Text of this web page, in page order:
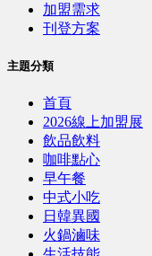
加盟需求
刊登方案
主題分類
首頁
2026線上加盟展
飲品飲料
咖啡點心
早午餐
中式小吃
日韓異國
火鍋滷味